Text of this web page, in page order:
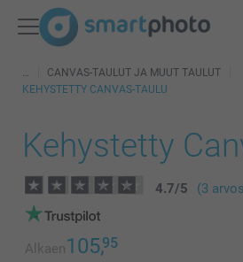
CANVAS-TAULUT JA MUUT TAULUT
KEHYSTETTY CANVAS-TAULU
Kehystetty
4.7/5 (3
Alkaen105,95